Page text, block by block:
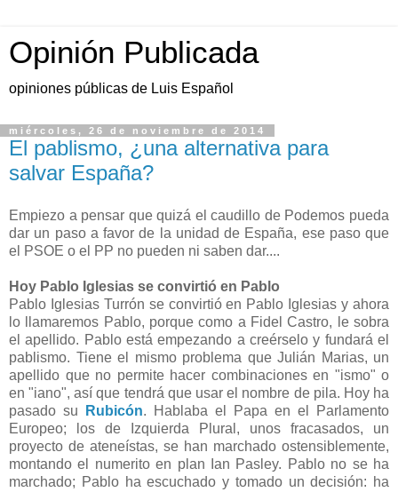
Opinión Publicada
opiniones públicas de Luis Español
miércoles, 26 de noviembre de 2014
El pablismo, ¿una alternativa para
salvar España?
Empiezo a pensar que quizá el caudillo de Podemos pueda
dar un paso a favor de la unidad de España, ese paso que
el PSOE o el PP no pueden ni saben dar....
Hoy Pablo Iglesias se convirtió en Pablo
Pablo Iglesias Turrón se convirtió en Pablo Iglesias y ahora
lo llamaremos Pablo, porque como a Fidel Castro, le sobra
el apellido. Pablo está empezando a creérselo y fundará el
pablismo. Tiene el mismo problema que Julián Marias, un
apellido que no permite hacer combinaciones en "ismo" o
en "iano", así que tendrá que usar el nombre de pila. Hoy ha
pasado su
Rubicón. Hablaba el Papa en el Parlamento
Europeo; los de Izquierda Plural, unos fracasados, un
proyecto de ateneístas, se han marchado ostensiblemente,
montando el numerito en plan Ian Pasley. Pablo no se ha
marchado; Pablo ha escuchado y tomado un decisión: ha